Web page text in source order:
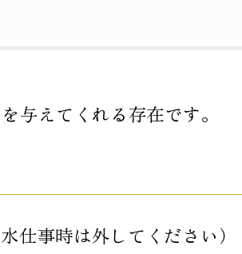
与えてくれる存在です。
仕事時は外してください）